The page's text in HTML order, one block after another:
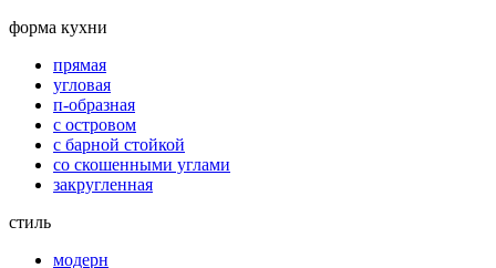
форма кухни
прямая
угловая
п-образная
с островом
с барной стойкой
со скошенными углами
закругленная
стиль
модерн